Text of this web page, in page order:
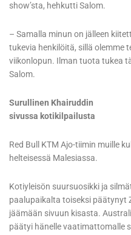
show’sta, hehkutti Salom.
– Samalla minun on jälleen
tukevia henkilöitä, sillä olemme
viikonlopun. Ilman tuota tukea
Salom.
Surullinen Khairuddin
sivussa kotikilpailusta
Red Bull KTM Ajo-tiimin muille
helteisessä Malesiassa.
Kotiyleisön suursuosikki ja
paalupaikalta toiseksi päätynyt
jäämään sivuun kisasta.
päätyi hänelle vaatimattomalle